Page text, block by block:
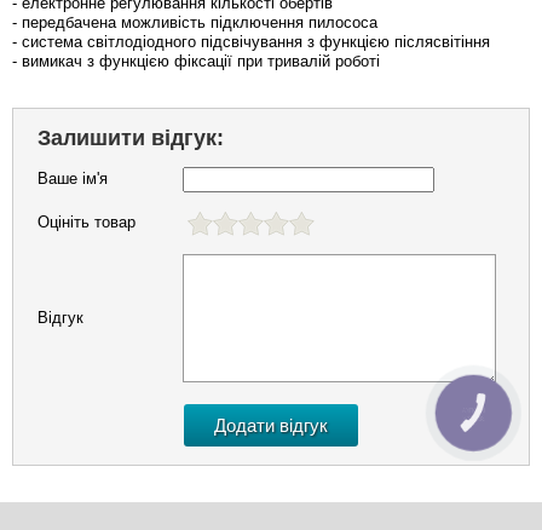
- передбачена можливість підключення пилососа
- система світлодіодного підсвічування з функцією післясвітіння
- вимикач з функцією фіксації при тривалій роботі
Залишити відгук:
Ваше ім'я
Оцініть товар
Відгук
КНОПКА
ЗВ'ЯЗКУ